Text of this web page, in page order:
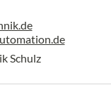
Schulz